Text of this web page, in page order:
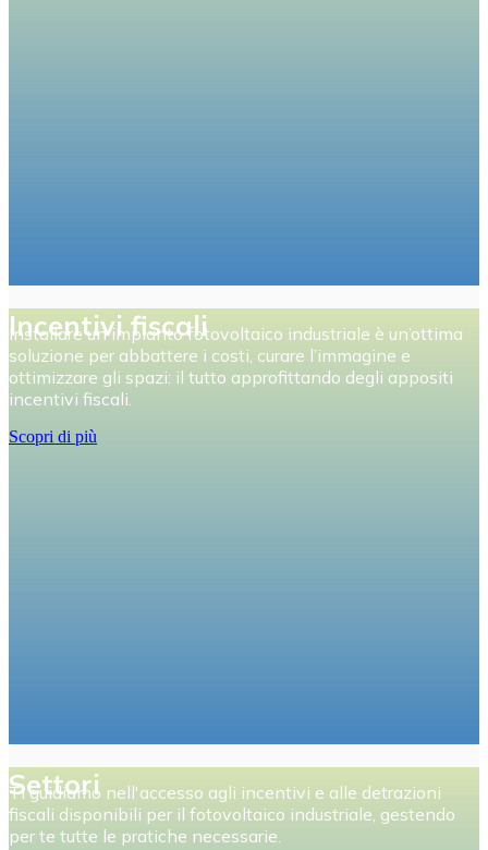
Installare un impianto fotovoltaico industriale è un’ottima
soluzione per abbattere i costi, curare l’immagine e
ottimizzare gli spazi: il tutto approfittando degli appositi
incentivi fiscali.
Scopri di più
Incentivi fiscali
Ti guidiamo nell'accesso agli incentivi e alle detrazioni
fiscali disponibili per il fotovoltaico industriale, gestendo
per te tutte le pratiche necessarie.
Settori